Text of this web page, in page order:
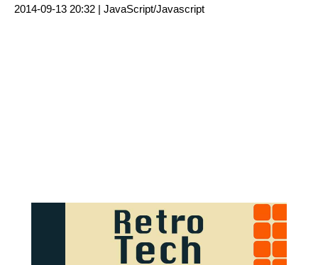
2014-09-13 20:32 | JavaScript/Javascript